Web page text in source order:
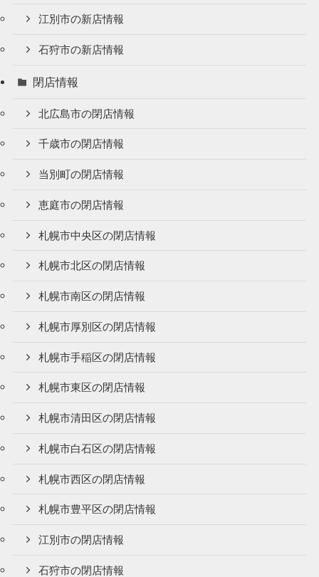
江別市の新店情報
石狩市の新店情報
閉店情報
北広島市の閉店情報
千歳市の閉店情報
当別町の閉店情報
恵庭市の閉店情報
札幌市中央区の閉店情報
札幌市北区の閉店情報
札幌市南区の閉店情報
札幌市厚別区の閉店情報
札幌市手稲区の閉店情報
札幌市東区の閉店情報
札幌市清田区の閉店情報
札幌市白石区の閉店情報
札幌市西区の閉店情報
札幌市豊平区の閉店情報
江別市の閉店情報
石狩市の閉店情報